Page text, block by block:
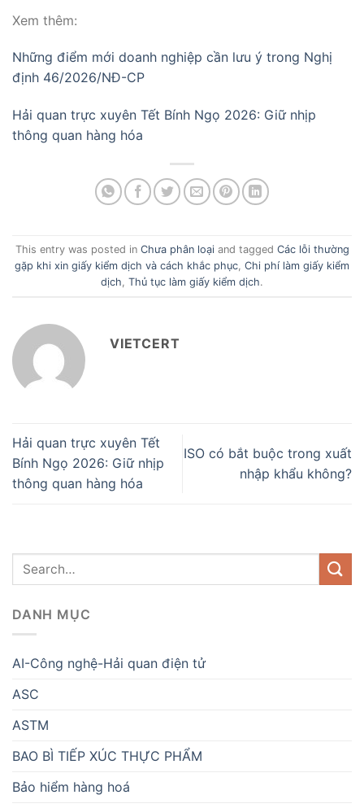
Xem thêm:
Những điểm mới doanh nghiệp cần lưu ý trong Nghị
định 46/2026/NĐ-CP
Hải quan trực xuyên Tết Bính Ngọ 2026: Giữ nhịp
thông quan hàng hóa
This entry was posted in Chưa phân loạiand tagged Các lỗi thường
gặp khi xin giấy kiểm dịch và cách khắc phục Chi phí làm giấy kiểm
dịch Thủ tục làm giấy kiểm dịch.
VIETCERT
Hải quan trực xuyên Tết
Bính Ngọ 2026: Giữ nhịp
thông quan hàng hóa
ISO có bắt buộc trong xuất
nhập khẩu không?
DANH MỤC
AI-Công nghệ-Hải quan điện tử
ASC
ASTM
BAO BÌ TIẾP XÚC THỰC PHẨM
Bảo hiểm hàng hoá